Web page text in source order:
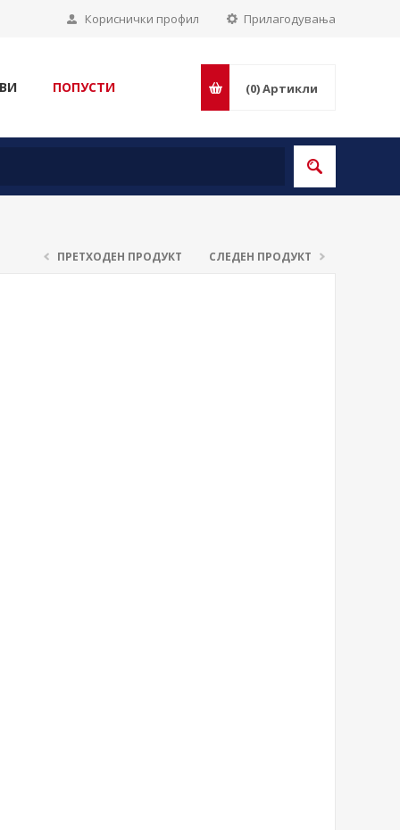
Прилагодувања
Кориснички профил
ПОПУСТИ (0)Артикли
ПРЕТХОДЕН ПРОДУКТ СЛЕДЕН ПРОДУКТ